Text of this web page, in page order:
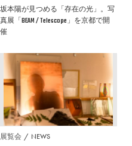
坂本陽が見つめる「存在の光」。写
真展「BEAM / Telescope」を京都で開
催
展覧会 NEWS